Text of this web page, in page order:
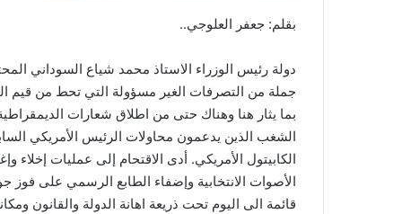
بقلم: جعفر العلوجي..
دولة رئيس الوزراء الاستاذ محمد شياع السوداني
جملة من التصرفات الغير مسؤولة التي تحط من قيم
الكابيتول الأمريكي. أدى الاقتحام إلى عمليات
الأصوات الانتخابية وإضفاء الطابع الرسمي على فوز
قائمة الى اليوم تحت ذريعة اهانة الدولة والقانون